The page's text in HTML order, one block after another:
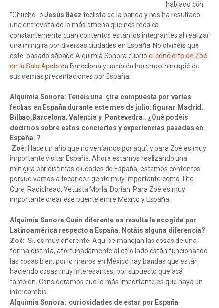
hablado con
"Chucho" o Jesús Báez teclista de la banda y nos ha resultado
una entrevista de lo más amena que nos recalca
constantemente cuan contentos están los integrantes al realizar
una minigira por diversas ciudades en España. No olvidéis que
este pasado sábado Alquimia Sonora cubrió el concierto de Zoé
en la Sala Apolo en Barcelona y también haremos hincapié de
sus demás presentaciones por España.
Alquimia Sonora: Tenéis una gira compuesta por varias
fechas en España durante este mes de julio: figuran Madrid,
Bilbao,Barcelona, Valencia y Pontevedra . ¿Qué podéis
decirnos sobre estos conciertos y experiencias pasadas en
España. ?
Zoé: Hace un año que no veníamos por aquí, y para Zoé es muy
importante visitar España. Ahora estamos realizando una
minigira por distintas ciudades de España, estamos contentos
porque vamos a tocar con gente muy importante como The
Cure, Radiohead, Vetusta Morla, Dorian. Para Zoé es muy
importante crear ese puente entre México y España.
Alquimia Sonora:Cuán diferente os resulta la acogida por
Latinoamérica respecto a España. Notáis alguna diferencia?
Zoé: Si, es muy diferente. Aquí se manejan las cosas de una
forma distinta, afortunadamente al otro lado están funcionando
las cosas bien, por lo menos en México hay bandas que están
haciendo cosas muy interesantes, por supuesto que acá
también. Consideramos que lo más importante es que haya un
intercambio.
Alquimia Sonora: curiosidades de estar por España